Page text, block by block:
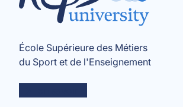
École Supérieure des Métiers
du Sport et de l'Enseignement